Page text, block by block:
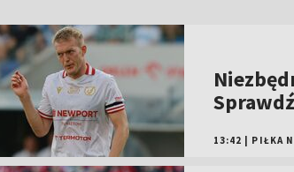
13:42 PIŁKA